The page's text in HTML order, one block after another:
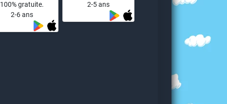
100% gratuite.
2-6 ans
2-5 ans